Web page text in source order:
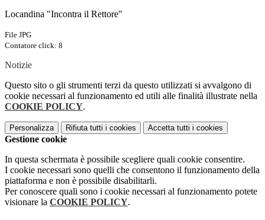
Locandina "Incontra il Rettore"
File JPG
Contatore click: 8
Notizie
Questo sito o gli strumenti terzi da questo utilizzati si avvalgono di
cookie necessari al funzionamento ed utili alle finalità illustrate nella
COOKIE POLICY.
Personalizza Rifiuta tutti i cookies Accetta tutti i cookies
Gestione cookie
In questa schermata è possibile scegliere quali cookie consentire.
I cookie necessari sono quelli che consentono il funzionamento della
piattaforma e non è possibile disabilitarli.
Per conoscere quali sono i cookie necessari al funzionamento potete
visionare la COOKIE POLICY.